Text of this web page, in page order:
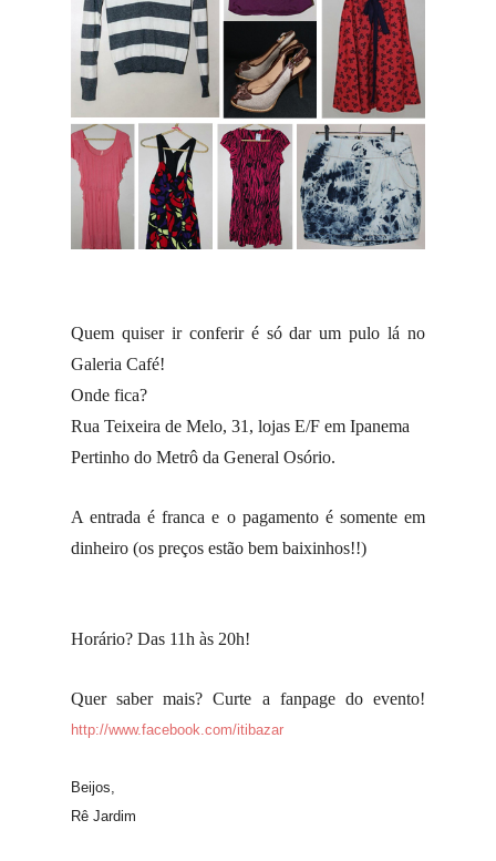
Quem quiser ir conferir é só dar um pulo lá no
Galeria Café!
Onde fica?
Rua Teixeira de Melo, 31, lojas E/F em Ipanema
Pertinho do Metrô da General Osório.
A entrada é franca e o pagamento é somente em
dinheiro (os preços estão bem baixinhos!!)
Horário? Das 11h às 20h!
Quer saber mais? Curte a fanpage do evento!
http://www.facebook.com/itibazar
Beijos,
Rê Jardim